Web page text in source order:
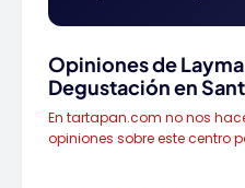
Opiniones de
Degustación en
En tartapan.com no nos
opiniones sobre este centro